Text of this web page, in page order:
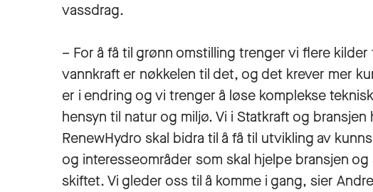
vassdrag.
– For å få til grønn omstilling trenger vi flere
vannkraft er nøkkelen til det, og det krever mer
er i endring og vi trenger å løse komplekse
hensyn til natur og miljø. Vi i Statkraft og
RenewHydro skal bidra til å få til utvikling av
og interesseområder som skal hjelpe bransjen
skiftet. Vi gleder oss til å komme i gang, sier